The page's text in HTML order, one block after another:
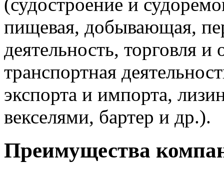
пищевая, добывающая,
деятельность, торговля
транспортная
экспорта и импорта,
векселями, бартер и др.).
Преимущества